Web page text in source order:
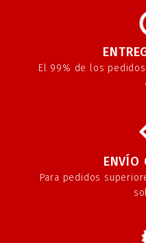
El 99% de los
ENVÍO
Para pedidos